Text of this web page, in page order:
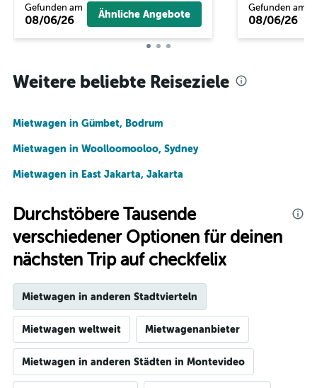
Gefunden am
08/06/26 Ähnliche Angebote
Gefunden am
08/06/26
Weitere beliebte Reiseziele
Mietwagen in Gümbet, Bodrum
Mietwagen in Woolloomooloo, Sydney
Mietwagen in East Jakarta, Jakarta
Durchstöbere Tausende
verschiedener Optionen für deinen
nächsten Trip auf checkfelix
Mietwagen in anderen Stadtvierteln
Mietwagen weltweit Mietwagenanbieter
Mietwagen in anderen Städten in Montevideo